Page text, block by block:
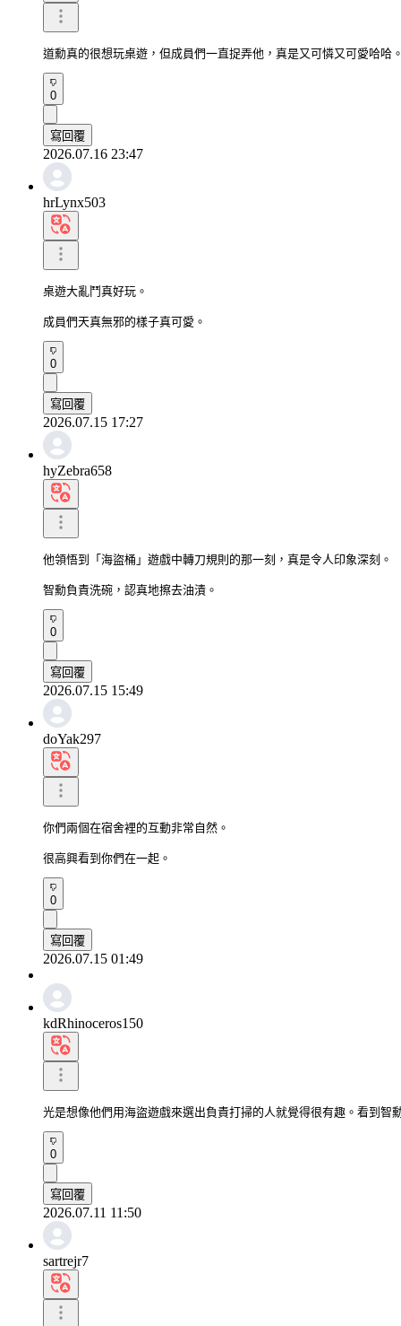
道勳真的很想玩桌遊，但成員們一直捉弄他，真是又可憐又可愛哈哈
0
寫回覆
2026.07.16 23:47
hrLynx503
桌遊大亂鬥真好玩。
成員們天真無邪的樣子真可愛。
0
寫回覆
2026.07.15 17:27
hyZebra658
他領悟到「海盜桶」遊戲中轉刀規則的那一刻，真是令人印象深刻。
智勳負責洗碗，認真地擦去油漬。
0
寫回覆
2026.07.15 15:49
doYak297
你們兩個在宿舍裡的互動非常自然。
很高興看到你們在一起。
0
寫回覆
2026.07.15 01:49
kdRhinoceros150
光是想像他們用海盜遊戲來選出負責打掃的人就覺得很有趣。看到
0
寫回覆
2026.07.11 11:50
sartrejr7